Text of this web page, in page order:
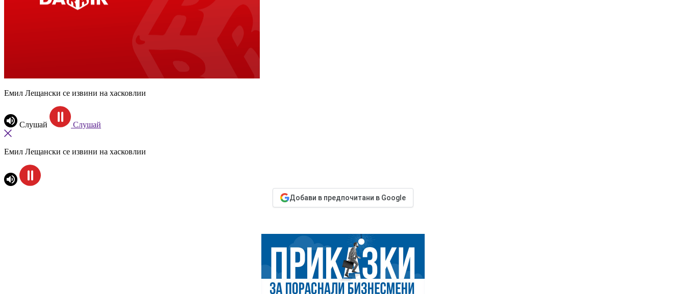
Емил Лещански се извини на хасковлии
Слушай Слушай
Емил Лещански се извини на хасковлии
Добави в предпочитани в Google